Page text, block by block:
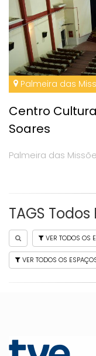
Palmeira das
Centro
Soares
Palmeira das
TAGS
VER TODOS OS
VER TODOS OS